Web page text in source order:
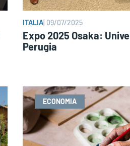
ITALIA| 09/07/2025
Expo 2025 Osaka:
Perugia
ECONOMIA